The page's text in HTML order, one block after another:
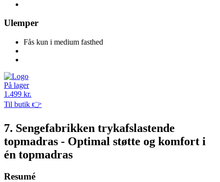
Ulemper
Fås kun i medium fasthed
På lager
1.499 kr.
Til butik 👉
7. Sengefabrikken trykafslastende
topmadras - Optimal støtte og komfort i
én topmadras
Resumé